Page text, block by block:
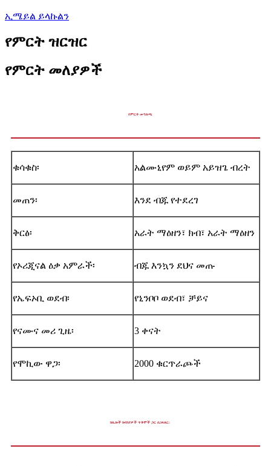
ኢሜይል ይላኩልን
የምርት ዝርዝር
የምርት መለያዎች
የምርት መግለጫ
ቁሳቁስ፡ አልሙኒየም ወይም አይዝጌ ብረት
መጠን፡ እንደ ብጁ የተደረገ
ቅርፅ፡ አራት ማዕዘን፣ ክብ፣ አራት ማዕዘን
የኦሪጂናል ዕቃ አምራች፡ ብጁ እንኳን ደህና መጡ
የኤፍኦቢ ወደብ፡ የኒንቦቦ ወደብ፣ ቻይና
የናሙና መሪ ጊዜ፡ 3 ቀናት
የሞኪው ዋጋ፡ 2000 ቁርጥራጮች
ከሌሎች ኩባንያዎች ጥቅሞች ጋር ሲነጻጸር: